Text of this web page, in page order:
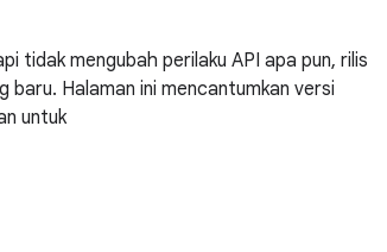
tidak mengubah perilaku API apa pun, rilis
Halaman ini mencantumkan versi
untuk